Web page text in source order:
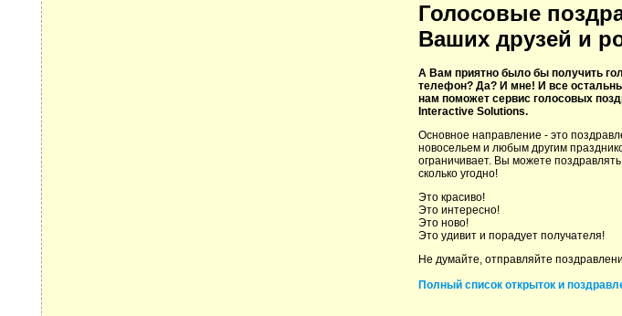
Голосовые
Ваших друзей и
А Вам приятно было бы получить
телефон? Да? И мне! И все
нам поможет сервис голосовых
Interactive Solutions.
Основное направление - это
новосельем и любым другим
ограничивает. Вы можете поздравлять
сколько угодно!
Это красиво!
Это интересно!
Это ново!
Это удивит и порадует получателя!
Не думайте, отправляйте
Полный список открыток и